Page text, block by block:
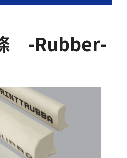
-Rubber-